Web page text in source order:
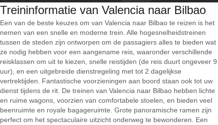
Treininformatie van Valencia naar Bilbao
Een van de beste keuzes om van Valencia naar Bilbao te reizen is het
nemen van een snelle en moderne trein. Alle hogesnelheidstreinen
tussen de steden zijn ontworpen om de passagiers alles te bieden wat
ze nodig hebben voor een aangename reis, waaronder verschillende
reisklassen om uit te kiezen, snelle reistijden (de reis duurt ongeveer 9
uur), en een uitgebreide dienstregeling met tot 2 dagelijkse
vertrektijden. Fantastische voorzieningen aan boord staan ook tot uw
dienst tijdens de rit. De treinen van Valencia naar Bilbao hebben lichte
en ruime wagons, voorzien van comfortabele stoelen, en bieden veel
beenruimte en royale bagageruimte. Grote panoramische ramen zijn
perfect om het spectaculaire uitzicht onderweg te bewonderen. Een